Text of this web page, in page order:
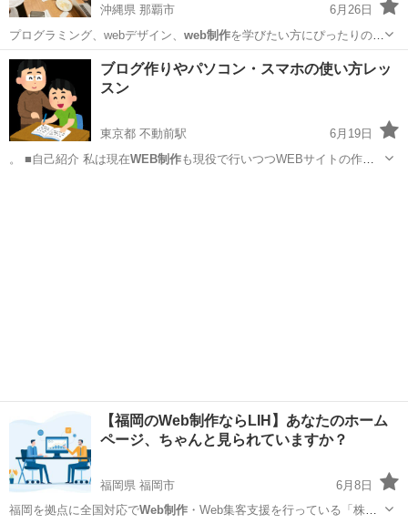
沖縄県 那覇市
6月26日
プログラミング、webデザイン、 web制作を学びたい方にぴったりのサ
ークルです！ 私たちは「Webちゃんぷるー」というweb系の勉強サー
クルをNPO活動で運営しております！ https://web-chanpuru.jp ...
沖縄 那覇市 Webデザイナー
ブログ作りやパソコン・スマホの使い方レッ
スン
東京都 不動前駅
6月19日
。 ■自己紹介 私は現在WEB制作も現役で行いつつWEBサイトの作り
【福岡のWeb制作ならLIH】あなたのホーム
ページ、ちゃんと見られていますか？
福岡県 福岡市
6月8日
福岡を拠点に全国対応でWeb制作・Web集客支援を行っている「株式